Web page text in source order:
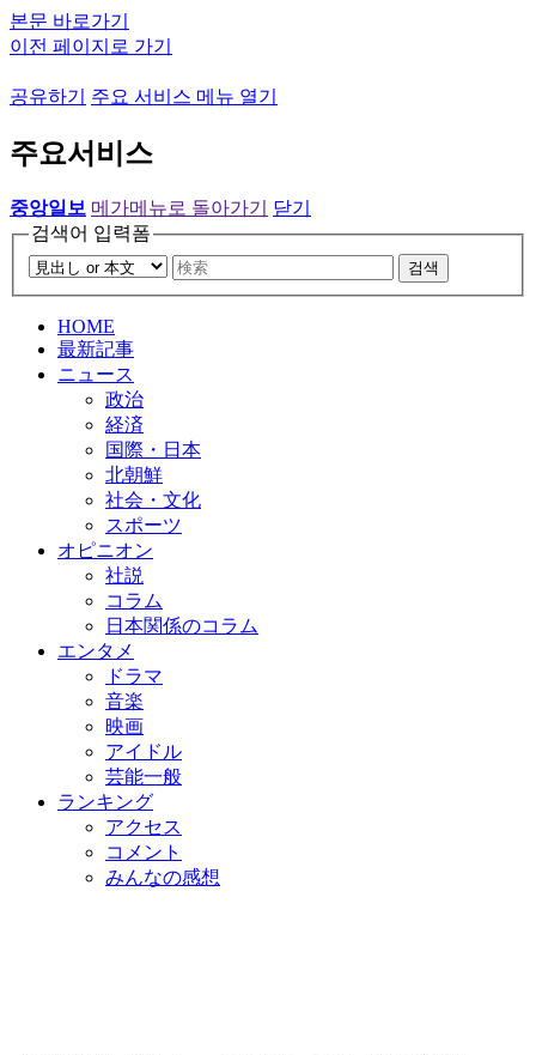
본문 바로가기
이전 페이지로 가기
공유하기 주요 서비스 메뉴 열기
주요서비스
중앙일보 메가메뉴로 돌아가기
닫기
검색어 입력폼
검색
HOME
最新記事
ニュース
政治
経済
国際・日本
北朝鮮
社会・文化
スポーツ
オピニオン
社説
コラム
日本関係のコラム
エンタメ
ドラマ
音楽
映画
アイドル
芸能一般
ランキング
アクセス
コメント
みんなの感想